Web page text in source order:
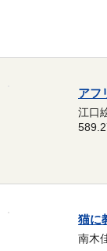
アフ
江口
猫に
南木